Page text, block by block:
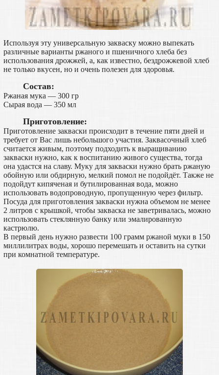
Используя эту универсальную закваску можно выпекать
различные варианты ржаного и пшеничного хлеба без
использования дрожжей, а, как известно, бездрожжевой хлеб
не только вкусен, но и очень полезен для здоровья.
Состав:
Ржаная мука — 300 гр
Сырая вода — 350 мл
Приготовление:
Приготовление закваски происходит в течение пяти дней и
требует от Вас лишь небольшого участия. Заквасочный хлеб
считается живым, поэтому подходить к выращиванию
закваски нужно, как к воспитанию живого существа, тогда
она удастся на славу. Муку для закваски нужно брать ржаную
обойную или обдирную, мелкий помол не подойдёт. Также не
подойдут кипяченая и бутилированная вода, можно
использовать водопроводную, пропущенную через фильтр.
Посуда для приготовления закваски нужна объемом не менее
2 литров с крышкой, чтобы закваска не заветривалась, можно
использовать стеклянную банку или эмалированную
кастрюлю.
В первый день нужно развести 100 грамм ржаной муки в 150
миллилитрах воды, хорошо перемешать и оставить на сутки
при комнатной температуре.